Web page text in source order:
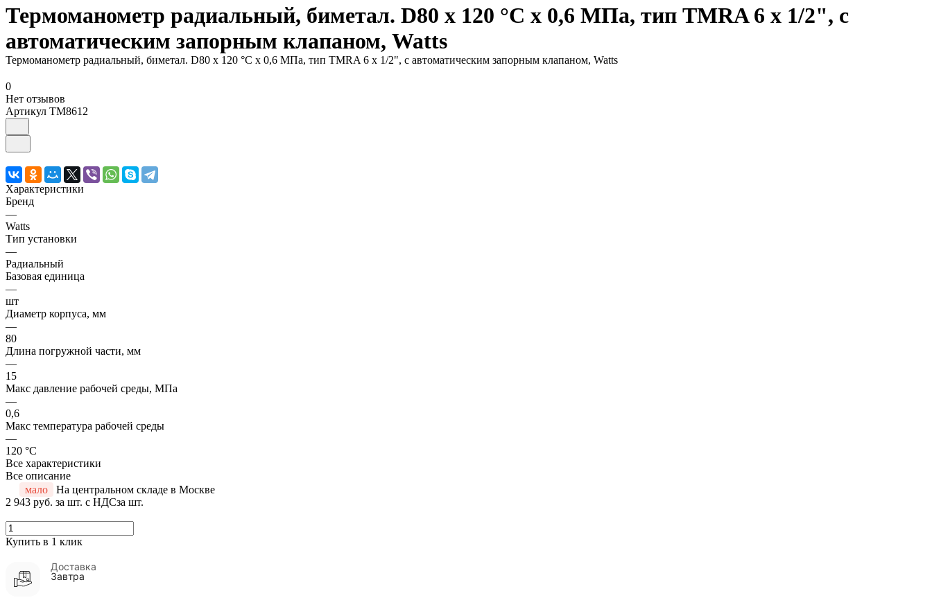
Термоманометр радиальный, биметал. D80 х 120 °С х 0,6 МПа, тип TMRA 6 x 1/2", с
автоматическим запорным клапаном, Watts
Термоманометр радиальный, биметал. D80 х 120 °С х 0,6 МПа, тип TMRA 6 x 1/2", с автоматическим запорным клапаном, Watts
0
Нет отзывов
Артикул ТМ8612
Характеристики
Бренд
—
Watts
Тип установки
—
Радиальный
Базовая единица
—
шт
Диаметр корпуса, мм
—
80
Длина погружной части, мм
—
15
Макс давление рабочей среды, МПа
—
0,6
Макс температура рабочей среды
—
120 °С
Все характеристики
Все описание
мало
На центральном складе в Москве
2 943 руб. за шт. с НДСза шт.
Купить в 1 клик
Доставка
Завтра